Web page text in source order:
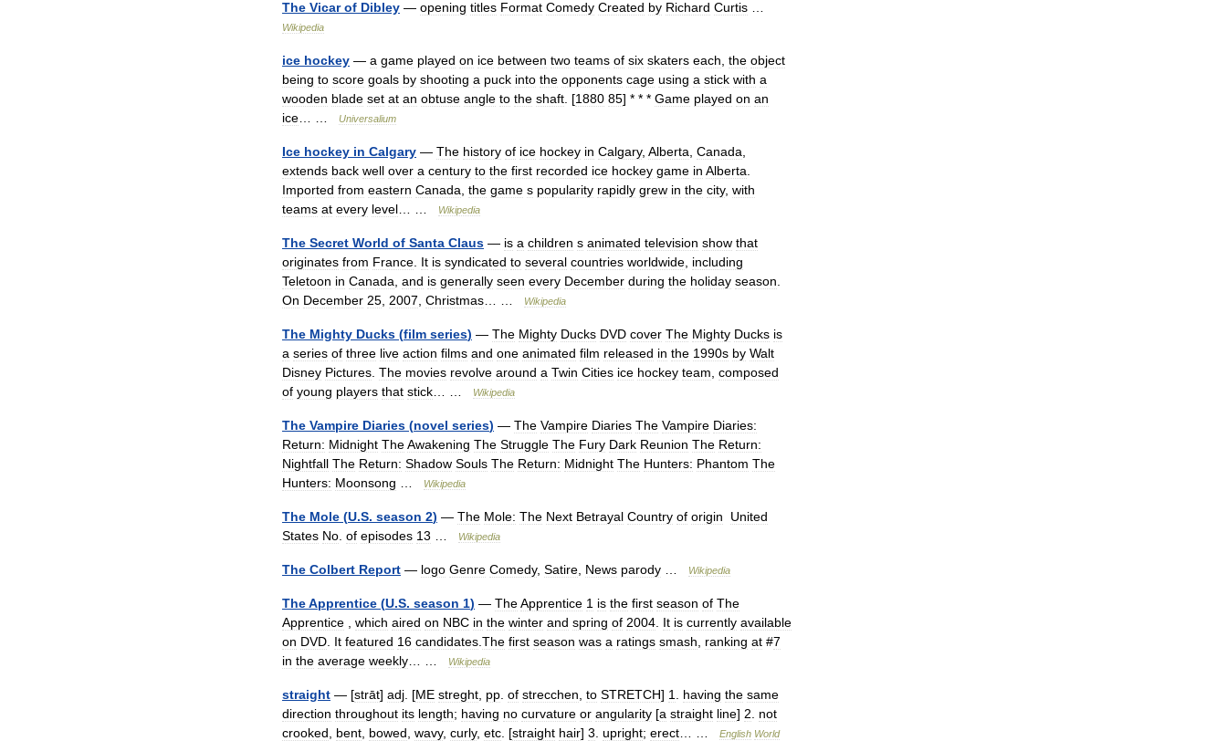
The Vicar of Dibley — opening titles Format Comedy Created by Richard Curtis
Wikipedia
ice hockey — a game played on ice between two teams of six skaters each the object
being to score goals by shooting a puck into the opponents cage using a stick with a
wooden blade set at an obtuse angle to the shaft . [1880 85] * * * Game played on an
ice
Universalium
Ice hockey in Calgary — The history of ice hockey in Calgary, Alberta Canada
extends back well over a century to the first recorded ice hockey game in Alberta
Imported from eastern Canada the game s popularity rapidly grew in the city, with
teams at every level Wikipedia
The Secret World of Santa Claus — is a children s animated television show that
originates from France It is syndicated to several countries worldwide including
Teletoon in Canada and is generally seen every December during the holiday season
On December 25 2007 Christmas Wikipedia
The Mighty Ducks (film series) — The Mighty Ducks DVD cover The Mighty Ducks is
a series of three live action films and one animated film released in the 1990s by Walt
Disney Pictures The movies revolve around a Twin Cities ice hockey team composed
of young players that stick Wikipedia
The Vampire Diaries (novel series) — The Vampire Diaries The Vampire Diaries:
Return: Midnight TheAwakening The Struggle The Fury Dark Reunion The Return:
Nightfall The Return: Shadow Souls The Return: Midnight The Hunters: Phantom The
Hunters: Moonsong Wikipedia
The Mole (U.S. season 2) — The Mole: The Next Betrayal Country of origin
United
States No of episodes 13 Wikipedia
The Colbert Report — logo Genre Comedy, Satire News parody Wikipedia
TheApprentice (U.S. season 1) — TheApprentice 1 is the first season of The
Apprentice
which aired on NBC in the winter and spring of 2004 It is currently available
on DVD It featured 16 candidates The first season was a ratings smash ranking at #7
in the average weekly Wikipedia
straight — [strāt] adj . [ME streght pp of strecchen to STRETCH] 1 having the same
direction throughout its length; having no curvature or angularity [a straight line] 2
not
crooked
bent bowed wavy, curly, etc . [straight hair] 3 upright; erect English World